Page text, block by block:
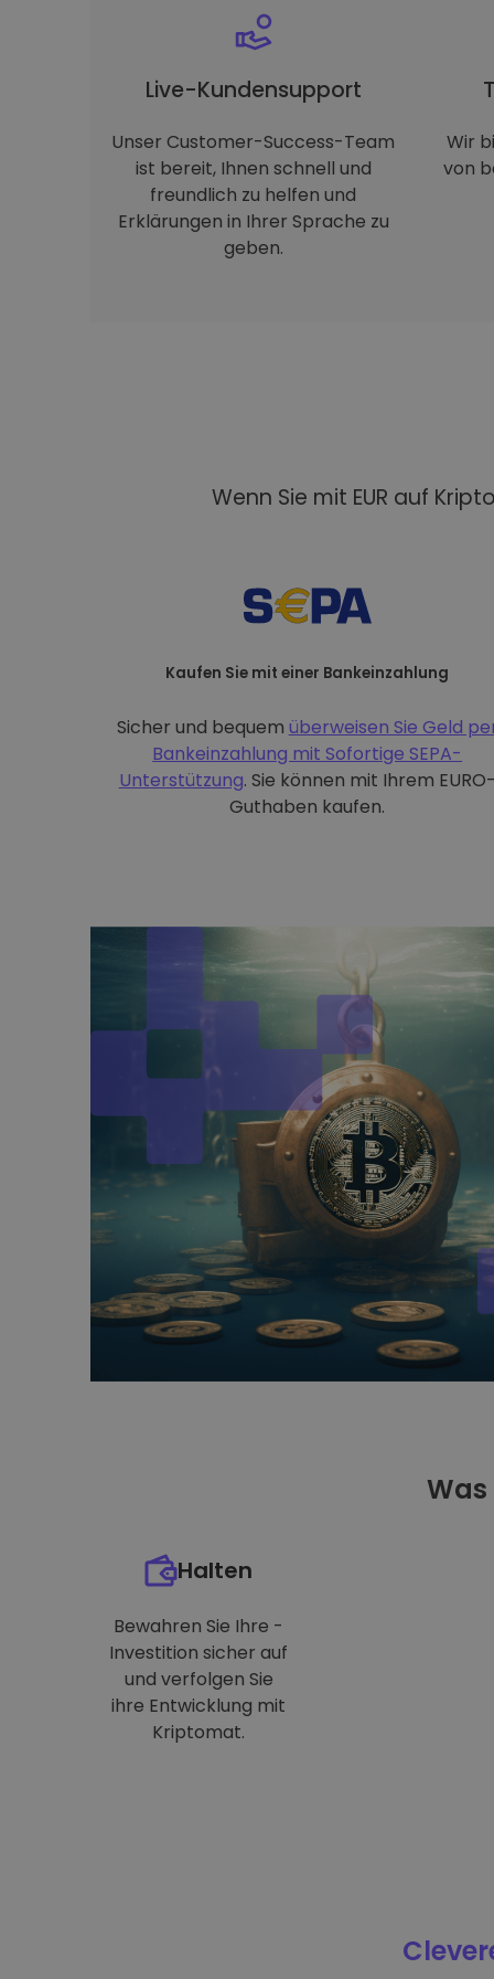
Live-Kundensupport
Unser Customer-Success-Team
ist bereit, Ihnen schnell und
freundlich zu helfen und
Erklärungen in Ihrer Sprache zu
geben.
Wir
von
Wenn Sie mit EUR auf
Kaufen Sie mit einer Bankeinzahlung
Sicher und bequem überweisen Sie Geld
Bankeinzahlung mit Sofortige SEPA-
Unterstützung. Sie können mit Ihrem
Guthaben kaufen.
Halten
Bewahren Sie Ihre -
Investition sicher auf
und verfolgen Sie
ihre Entwicklung mit
Kriptomat.